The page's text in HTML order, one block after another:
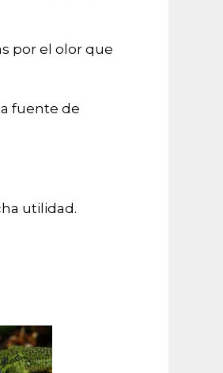
por el olor que
fuente de
utilidad.